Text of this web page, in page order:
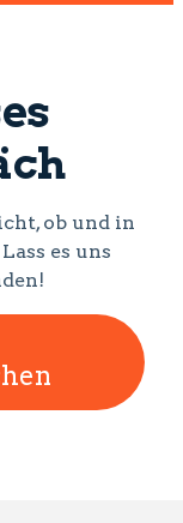
ob und in
es uns